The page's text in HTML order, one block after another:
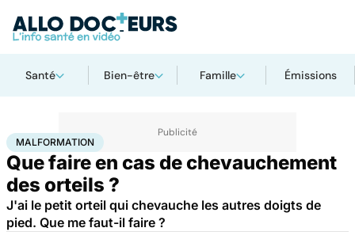
Santé Bien-être Famille Émissions
AccueilSantéMaladies Malformation
MALFORMATION
Que faire en cas de chevauchement
des orteils ?
J'ai le petit orteil qui chevauche les autres doigts de
pied. Que me faut-il faire ?